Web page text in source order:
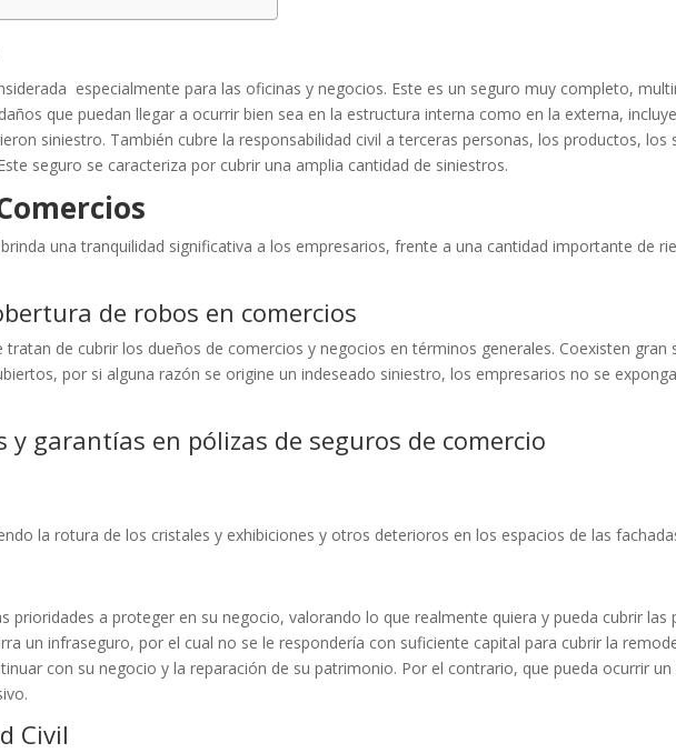
especialmente para las oficinas y negocios. Este es un seguro muy completo,
que puedan llegar a ocurrir bien sea en la estructura interna como en la externa,
siniestro. También cubre la responsabilidad civil a terceras personas, los productos, los
seguro se caracteriza por cubrir una amplia cantidad de siniestros.
una tranquilidad significativa a los empresarios, frente a una cantidad importante de
de robos en comercios
tratan de cubrir los dueños de comercios y negocios en términos generales. Coexisten gran
por si alguna razón se origine un indeseado siniestro, los empresarios no se
y garantías en pólizas de seguros de comercio
la rotura de los cristales y exhibiciones y otros deterioros en los espacios de las
prioridades a proteger en su negocio, valorando lo que realmente quiera y pueda cubrir las
un infraseguro, por el cual no se le respondería con suficiente capital para cubrir la
con su negocio y la reparación de su patrimonio. Por el contrario, que pueda ocurrir un
Civil